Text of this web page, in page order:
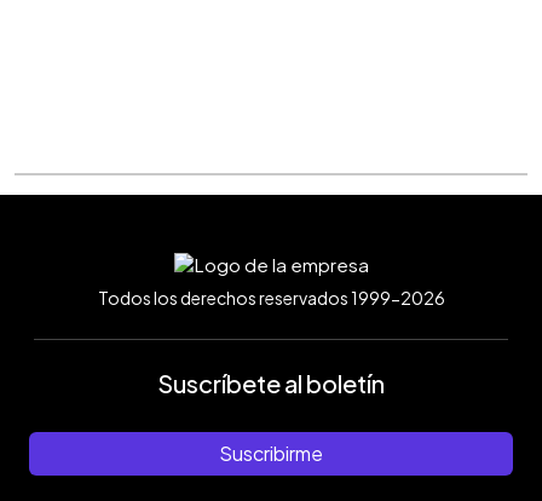
Todos los derechos reservados 1999-2026
Suscríbete al boletín
Suscribirme